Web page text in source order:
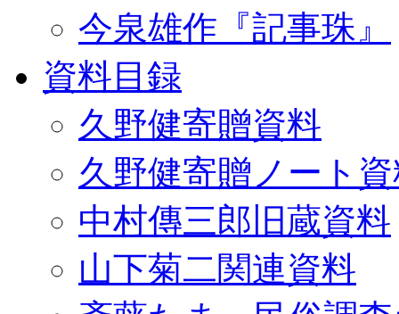
今泉雄作『記事珠』
資料目録
久野健寄贈資料
久野健寄贈ノート
中村傳三郎旧蔵資料
山下菊二関連資料